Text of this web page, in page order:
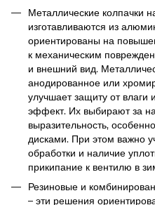
Металлические колпачки
изготавливаются из
ориентированы на
к механическим
и внешний вид.
анодированное или
улучшает защиту от влаги
эффект. Их выбирают за
выразительность,
дисками. При этом важно
обработки и наличие
прикипание к вентилю в
Резиновые и
– эти решения